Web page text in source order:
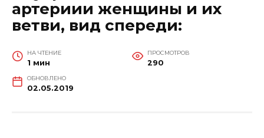
артериии женщины и их
ветви, вид спереди:
НА ЧТЕНИЕ
1 мин
ПРОСМОТРОВ
290
ОБНОВЛЕНО
02.05.2019